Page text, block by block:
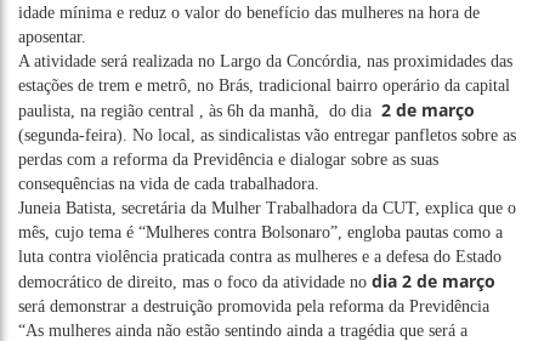
idade mínima e reduz o valor do benefício das mulheres na hora de
aposentar.
A atividade será realizada no Largo da Concórdia, nas proximidades das
estações de trem e metrô, no Brás, tradicional bairro operário da capital
paulista, na região central , às 6h da manhã, do dia 2 de março
(segunda-feira). No local, as sindicalistas vão entregar panfletos sobre as
perdas com a reforma da Previdência e dialogar sobre as suas
consequências na vida de cada trabalhadora.
Juneia Batista, secretária da Mulher Trabalhadora da CUT, explica que o
mês, cujo tema é “Mulheres contra Bolsonaro”, engloba pautas como a
luta contra violência praticada contra as mulheres e a defesa do Estado
democrático de direito, mas o foco da atividade no dia 2 de março
será demonstrar a destruição promovida pela reforma da Previdência
“As mulheres ainda não estão sentindo ainda a tragédia que será a